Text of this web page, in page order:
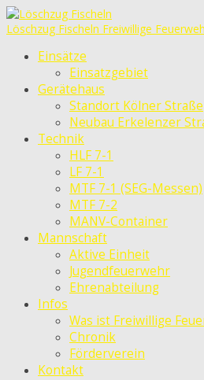
Löschzug Fischeln Freiwillige
Einsätze
Einsatzgebiet
Gerätehaus
Standort Kölner Straße
Neubau Erkelenzer
Technik
HLF 7-1
LF 7-1
MTF 7-1 (SEG-Messen)
MTF 7-2
MANV-Container
Mannschaft
Aktive Einheit
Jugendfeuerwehr
Ehrenabteilung
Infos
Was ist Freiwillige
Chronik
Förderverein
Kontakt